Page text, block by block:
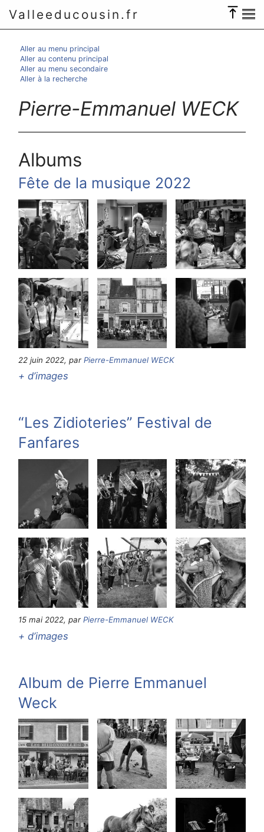
Valleeducousin.fr
Aller au menu principal
Aller au contenu principal
Aller au menu secondaire
Aller à la recherche
Pierre-Emmanuel WECK
Albums
Fête de la musique 2022
22 juin 2022, parPierre-Emmanuel WECK
+ d’images
“Les Zidioteries” Festival de
Fanfares
15 mai 2022, parPierre-Emmanuel WECK
+ d’images
Album de Pierre Emmanuel
Weck